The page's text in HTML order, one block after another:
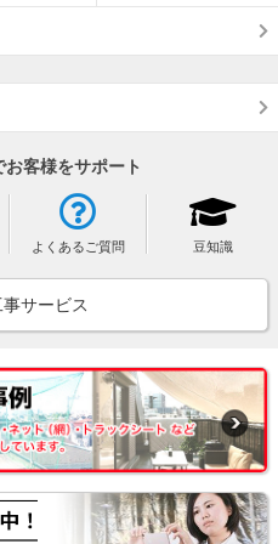
客様をサポート
よくあるご質問 豆知識
サービス